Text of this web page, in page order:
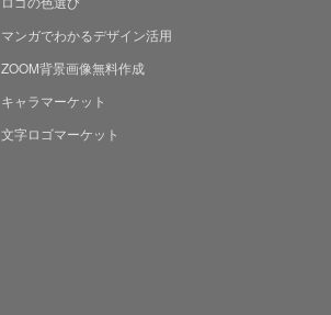
マンガでわかるデザイン活用
ZOOM背景画像無料作成
キャラマーケット
文字ロゴマーケット